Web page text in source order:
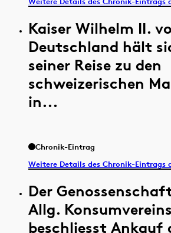
Kaiser Wilhelm II.
Deutschland hält
seiner Reise zu den
schweizerischen
in...
Chronik-Eintrag
Weitere Details des Chronik-Eintrags
Der
Allg. Konsumvereins
beschliesst Ankauf